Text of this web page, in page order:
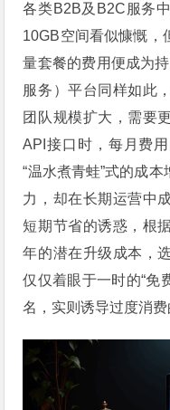
各类B2B及B2C服务
10GB空间看似慷慨，
量套餐的费用便成为
服务）平台同样如此
团队规模扩大，需要
API接口时，每月费
“温水煮青蛙”式的成
力，却在长期运营中
短期节省的诱惑，根
年的潜在升级成本，
仅仅着眼于一时的“免
名，实则诱导过度消费